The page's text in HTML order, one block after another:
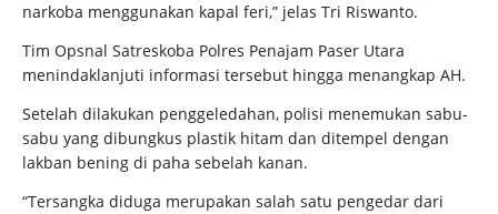
narkoba menggunakan kapal feri,” jelas Tri Riswanto.
Tim Opsnal Satreskoba Polres Penajam Paser Utara
menindaklanjuti informasi tersebut hingga menangkap AH.
Setelah dilakukan penggeledahan, polisi menemukan sabu-
sabu yang dibungkus plastik hitam dan ditempel dengan
lakban bening di paha sebelah kanan.
“Tersangka diduga merupakan salah satu pengedar dari